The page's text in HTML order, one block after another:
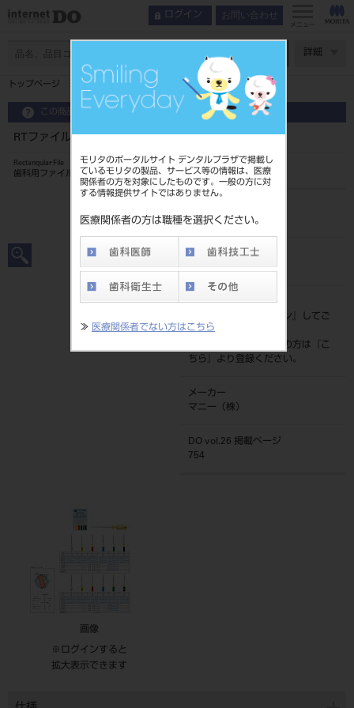
モリタのポータルサイト デンタルプラザで掲載し
ているモリタの製品、サービス等の情報は、医療
関係者の方を対象にしたものです。一般の方に対
する情報提供サイトではありません。
医療関係者の方は職種を選択ください。
≫ 医療関係者でない方はこちら
ログイン お問い合わせ
メニュー
詳細
トップページ RTファイル 28mm 6入 ＃30
この商品に関するお問い合わせ
RTファイル 28mm 6入 ＃30
Rectanqular File
歯科用ファイル
20239040430
JAN/EANコード
標準価格
ログイン
』してご
覧ください。
ネット会員登録がまだの方は『
こ
ちら
』より登録ください。
メーカー
マニー（株）
DO vol.26 掲載ページ
754
画像
※ログインすると
拡大表示できます